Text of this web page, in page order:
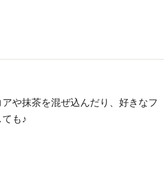
アや抹茶を混ぜ込んだり、好きなフ
も♪